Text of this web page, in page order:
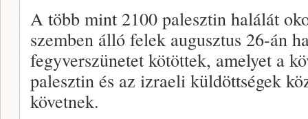
A több mint 2100 palesztin halálát
szemben álló felek augusztus 26-án
fegyverszünetet kötöttek, amelyet a
palesztin és az izraeli küldöttségek
követnek.